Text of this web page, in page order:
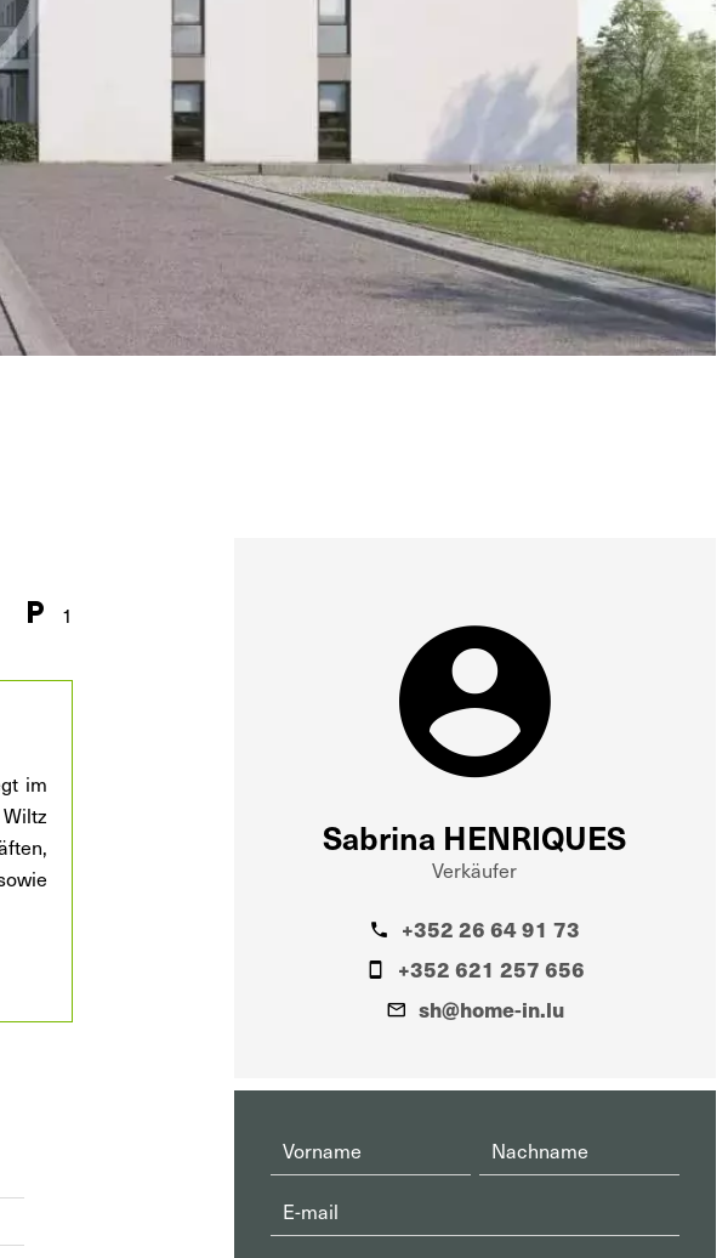
1
im
Sabrina HENRIQUES
Verkäufer
+352 26 64 91 73
+352 621 257 656
sh@home-in.lu